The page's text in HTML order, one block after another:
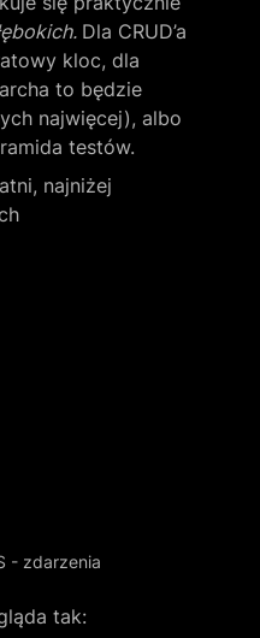
Dla CRUD’a
kloc, dla
to będzie
najwięcej), albo
testów.
najniżej
- zdarzenia
tak: